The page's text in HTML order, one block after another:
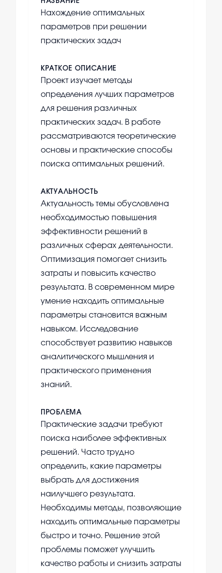
Нахождение оптимальных
параметров при решении
практических задач
КРАТКОЕ ОПИСАНИЕ
Проект изучает методы
определения лучших параметров
для решения различных
практических задач. В работе
рассматриваются теоретические
основы и практические способы
поиска оптимальных решений.
АКТУАЛЬНОСТЬ
Актуальность темы обусловлена
необходимостью повышения
эффективности решений в
различных сферах деятельности.
Оптимизация помогает снизить
затраты и повысить качество
результата. В современном мире
умение находить оптимальные
параметры становится важным
навыком. Исследование
способствует развитию навыков
аналитического мышления и
практического применения
знаний.
ПРОБЛЕМА
Практические задачи требуют
поиска наиболее эффективных
решений. Часто трудно
определить, какие параметры
выбрать для достижения
наилучшего результата.
Необходимы методы, позволяющие
находить оптимальные параметры
быстро и точно. Решение этой
проблемы поможет улучшить
качество работы и снизить затраты